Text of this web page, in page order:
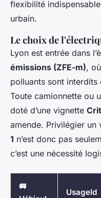
flexibilité
urbain.
Le choix de
Lyon est entrée dans
émissions (ZFE-m),
polluants sont
Toute camionnette ou
doté d’une vignette
amende. Privilégier un
1 n’est donc pas
c’est une nécessité
🚐
UsageId